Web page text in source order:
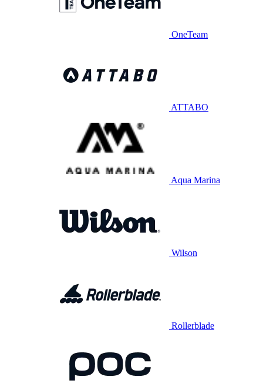
OneTeam
ATTABO
Aqua Marina
Wilson
Rollerblade